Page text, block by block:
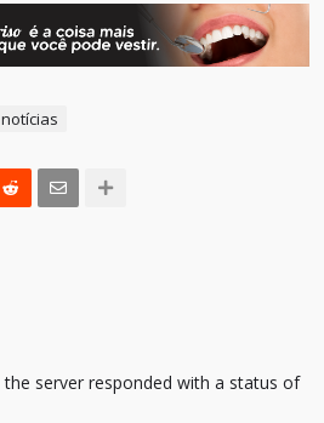
notícias
the server responded with a status of